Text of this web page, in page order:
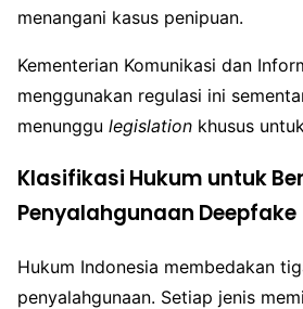
menangani kasus penipuan.
Kementerian Komunikasi dan
menggunakan regulasi ini
menunggu legislation khusus
Klasifikasi Hukum untuk
Penyalahgunaan Deepfake
Hukum Indonesia membedakan
penyalahgunaan. Setiap jenis